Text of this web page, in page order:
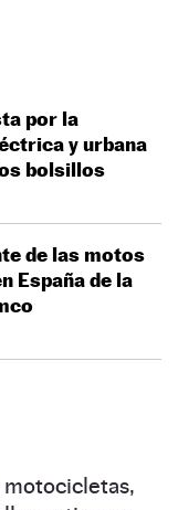
por la
y urbana
bolsillos
de las motos
España de la